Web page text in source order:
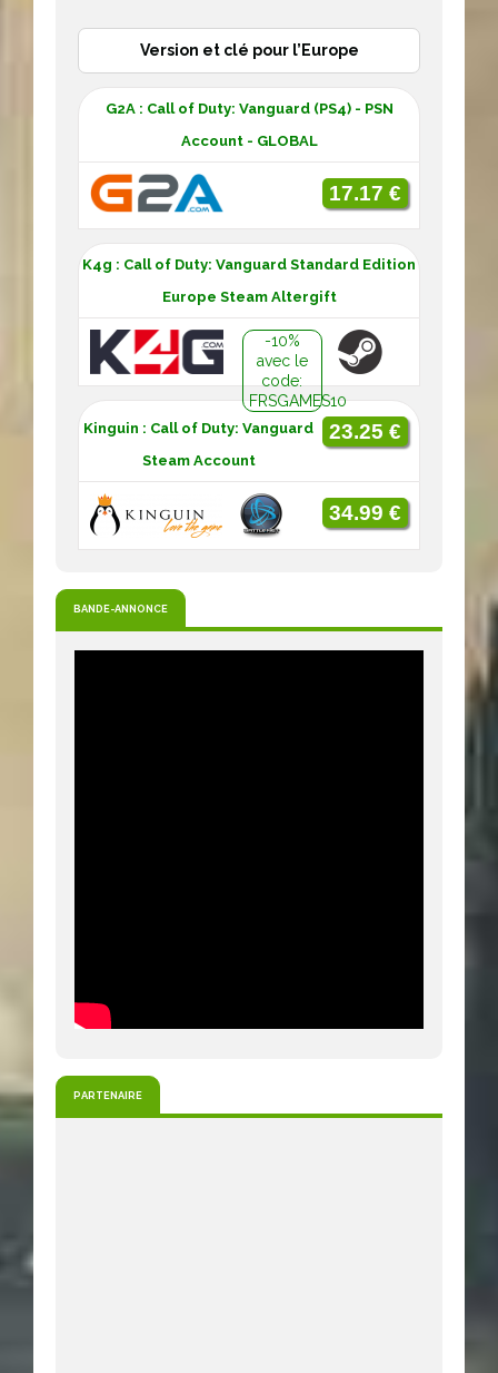
Version et clé pour l’Europe
G2A : Call of Duty: Vanguard (PS4) - PSN
Account - GLOBAL
17.17 €
K4g : Call of Duty: Vanguard Standard Edition
Europe Steam Altergift
-10%
avec le
code:
FRSGAMES10
23.25 €
Kinguin : Call of Duty: Vanguard
Steam Account
34.99 €
BANDE-ANNONCE
PARTENAIRE